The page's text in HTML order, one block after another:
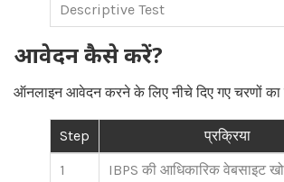
Descriptive Test
आवेदन कैसे करें?
ऑनलाइन आवेदन करने के लिए नीचे दिए गए चरणों
Step
प्रक्रिया
1
IBPS की आधिकारिक वेबसाइट